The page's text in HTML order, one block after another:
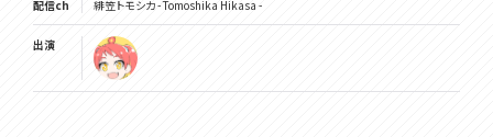
配信ch 緋笠トモシカ - Tomoshika Hikasa -
出演